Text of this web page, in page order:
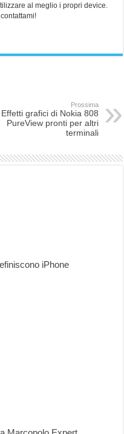
al meglio i propri device.
Prossima
Effetti grafici di Nokia 808
PureView pronti per altri
terminali
iPhone